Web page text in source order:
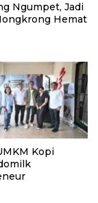
Ngumpet, Jadi
Hemat
Kopi